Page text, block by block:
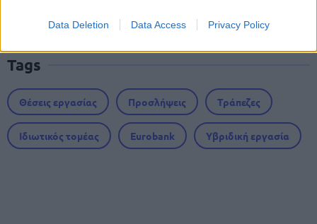
Data Deletion Data Access Privacy Policy
Tags
Θέσεις εργασίας Προσλήψεις Τράπεζες
Ιδιωτικός τομέας Eurobank Υβριδική εργασία